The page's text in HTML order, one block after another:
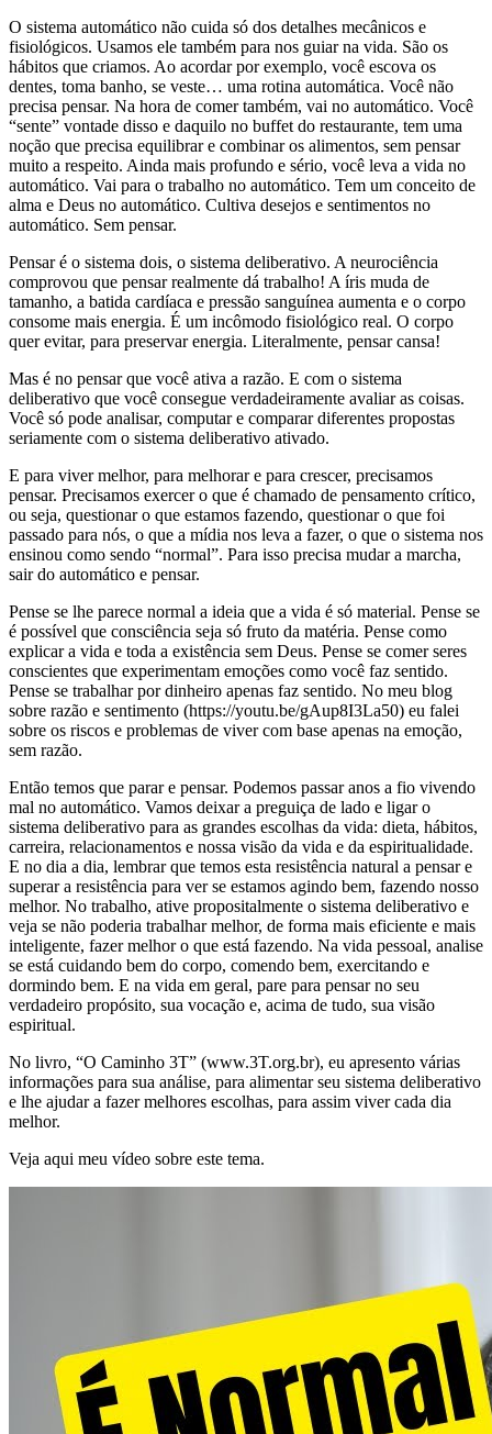
O sistema automático não cuida só dos detalhes mecânicos e
fisiológicos. Usamos ele também para nos guiar na vida. São os
hábitos que criamos. Ao acordar por exemplo, você escova os
dentes, toma banho, se veste… uma rotina automática. Você não
precisa pensar. Na hora de comer também, vai no automático. Você
“sente” vontade disso e daquilo no buffet do restaurante, tem uma
noção que precisa equilibrar e combinar os alimentos, sem pensar
muito a respeito. Ainda mais profundo e sério, você leva a vida no
automático. Vai para o trabalho no automático. Tem um conceito de
alma e Deus no automático. Cultiva desejos e sentimentos no
automático. Sem pensar.
Pensar é o sistema dois, o sistema deliberativo. A neurociência
comprovou que pensar realmente dá trabalho! A íris muda de
tamanho, a batida cardíaca e pressão sanguínea aumenta e o corpo
consome mais energia. É um incômodo fisiológico real. O corpo
quer evitar, para preservar energia. Literalmente, pensar cansa!
Mas é no pensar que você ativa a razão. E com o sistema
deliberativo que você consegue verdadeiramente avaliar as coisas.
Você só pode analisar, computar e comparar diferentes propostas
seriamente com o sistema deliberativo ativado.
E para viver melhor, para melhorar e para crescer, precisamos
pensar. Precisamos exercer o que é chamado de pensamento crítico,
ou seja, questionar o que estamos fazendo, questionar o que foi
passado para nós, o que a mídia nos leva a fazer, o que o sistema nos
ensinou como sendo “normal”. Para isso precisa mudar a marcha,
sair do automático e pensar.
Pense se lhe parece normal a ideia que a vida é só material. Pense se
é possível que consciência seja só fruto da matéria. Pense como
explicar a vida e toda a existência sem Deus. Pense se comer seres
conscientes que experimentam emoções como você faz sentido.
Pense se trabalhar por dinheiro apenas faz sentido. No meu blog
sobre razão e sentimento (https://youtu.be/gAup8I3La50) eu falei
sobre os riscos e problemas de viver com base apenas na emoção,
sem razão.
Então temos que parar e pensar. Podemos passar anos a fio vivendo
mal no automático. Vamos deixar a preguiça de lado e ligar o
sistema deliberativo para as grandes escolhas da vida: dieta, hábitos,
carreira, relacionamentos e nossa visão da vida e da espiritualidade.
E no dia a dia, lembrar que temos esta resistência natural a pensar e
superar a resistência para ver se estamos agindo bem, fazendo nosso
melhor. No trabalho, ative propositalmente o sistema deliberativo e
veja se não poderia trabalhar melhor, de forma mais eficiente e mais
inteligente, fazer melhor o que está fazendo. Na vida pessoal, analise
se está cuidando bem do corpo, comendo bem, exercitando e
dormindo bem. E na vida em geral, pare para pensar no seu
verdadeiro propósito, sua vocação e, acima de tudo, sua visão
espiritual.
No livro, “O Caminho 3T” (www.3T.org.br), eu apresento várias
informações para sua análise, para alimentar seu sistema deliberativo
e lhe ajudar a fazer melhores escolhas, para assim viver cada dia
melhor.
Veja aqui meu vídeo sobre este tema.